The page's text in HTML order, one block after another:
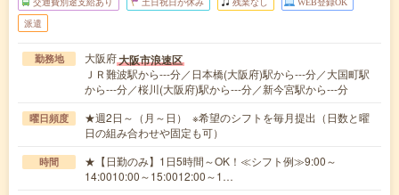
交通費別途支給あり 土日祝日が休み 残業なし WEB登録OK
派遣
勤務地 大阪府大阪市浪速区
ＪＲ難波駅から---分／日本橋(大阪府)駅から---分／大国町駅
から---分／桜川(大阪府)駅から---分／新今宮駅から---分
曜日頻度
★週2日～（月～日） ※希望のシフトを毎月提出（日数と曜
日の組み合わせや固定も可）
時間
★【日勤のみ】1日5時間～OK！≪シフト例≫9:00～
14:0010:00～15:0012:00～1…